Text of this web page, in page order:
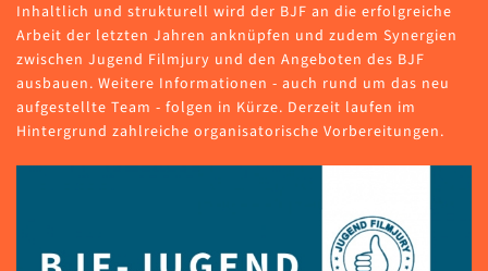
Inhaltlich und strukturell wird der BJF an die erfolgreiche
Arbeit der letzten Jahren anknüpfen und zudem Synergien
zwischen Jugend Filmjury und den Angeboten des BJF
ausbauen. Weitere Informationen - auch rund um das neu
aufgestellte Team - folgen in Kürze. Derzeit laufen im
Hintergrund zahlreiche organisatorische Vorbereitungen.